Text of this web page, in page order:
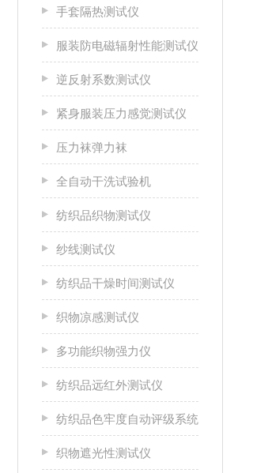
手套隔热测试仪
服装防电磁辐射性能测试仪
逆反射系数测试仪
紧身服装压力感觉测试仪
压力袜弹力袜
全自动干洗试验机
纺织品织物测试仪
纱线测试仪
纺织品干燥时间测试仪
织物凉感测试仪
多功能织物强力仪
纺织品远红外测试仪
纺织品色牢度自动评级系统
织物遮光性测试仪